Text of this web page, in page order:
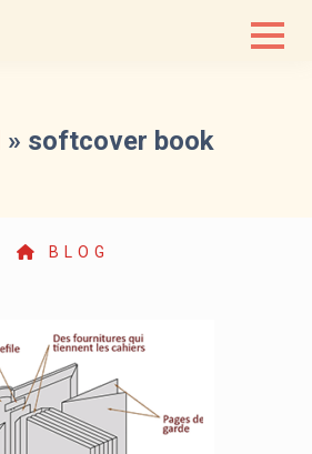
» softcover book
BLOG